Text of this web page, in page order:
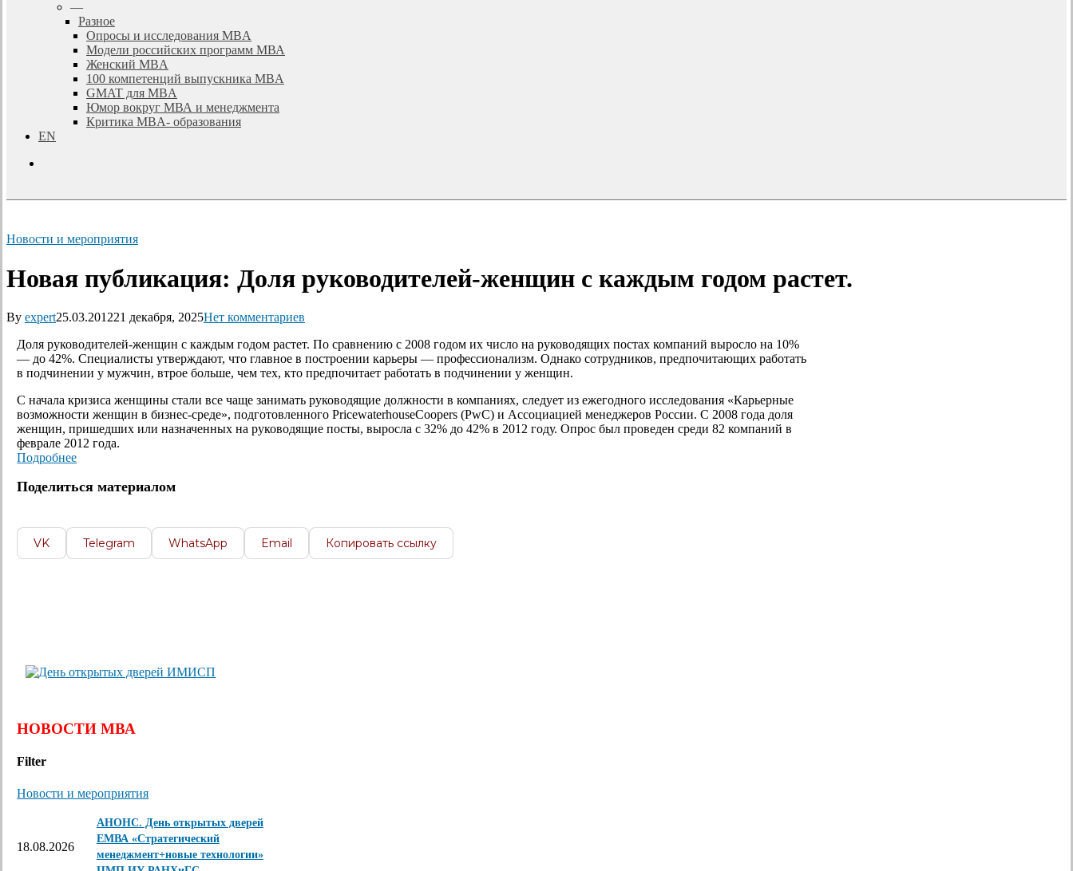
—
Разное
Опросы и исследования MBA
Модели российских программ МВА
Женский MBA
100 компетенций выпускника MBA
GMAT для MBA
Юмор вокруг МВА и менеджмента
Критика MBA- образования
EN
Новости и мероприятия
Новая публикация: Доля руководителей-женщин с каждым годом растет.
By expert25.03.201221 декабря, 2025Нет комментариев
Доля руководителей-женщин с каждым годом растет. По сравнению с 2008 годом их число на руководящих постах компаний выросло на 10%
— до 42%. Специалисты утверждают, что главное в построении карьеры — профессионализм. Однако сотрудников, предпочитающих работать
в подчинении у мужчин, втрое больше, чем тех, кто предпочитает работать в подчинении у женщин.
С начала кризиса женщины стали все чаще занимать руководящие должности в компаниях, следует из ежегодного исследования «Карьерные
возможности женщин в бизнес-среде», подготовленного PricewaterhouseCoopers (PwC) и Ассоциацией менеджеров России. С 2008 года доля
женщин, пришедших или назначенных на руководящие посты, выросла с 32% до 42% в 2012 году. Опрос был проведен среди 82 компаний в
феврале 2012 года.
Подробнее
Поделиться материалом
VK Telegram WhatsApp Email Копировать ссылку
НОВОСТИ МВА
Filter
Новости и мероприятия
18.08.2026
АНОНС. День открытых дверей
ЕМВА «Стратегический
менеджмент+новые технологии»